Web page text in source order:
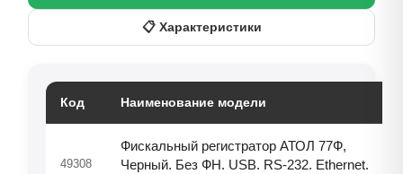
📋 Характеристики
Код Наименование модели
49308
Фискальный регистратор АТОЛ 77Ф,
Черный. Без ФН. USB. RS-232. Ethernet.